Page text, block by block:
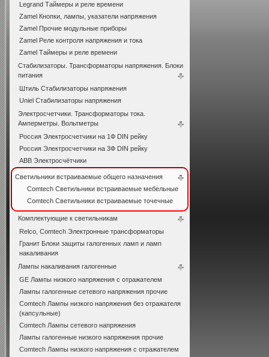
Legrand Таймеры и реле времени
Zamel Кнопки, лампы, указатели напряжения
Zamel Прочие модульные приборы
Zamel Реле контроля напряжения и тока
Zamel Таймеры и реле времени
Стабилизаторы. Трансформаторы напряжения. Блоки
питания
Штиль Стабилизаторы напряжения
Uniel Стабилизаторы напряжения
Электросчетчики. Трансформаторы тока.
Амперметры. Вольтметры
Россия Электросчетчики на 1Ф DIN рейку
Россия Электросчетчики на 3Ф DIN рейку
ABB Электросчётчики
Светильники встраиваемые общего назначения
Comtech Светильники встраиваемые мебельные
Comtech Светильники встраиваемые точечные
Комплектующие к светильникам
Relco, Comtech Электронные трансформаторы
Гранит Блоки защиты галогенных ламп и ламп
накаливания
Лампы накаливания галогенные
GE Лампы низкого напряжения с отражателем
Лампы галогенные сетевого напряжения прочие
Comtech Лампы низкого напряжения без отражателя
(капсульные)
Comtech Лампы сетевого напряжения
Лампы галогенные низкого напряжения прочие
Comtech Лампы низкого напряжения с отражателем